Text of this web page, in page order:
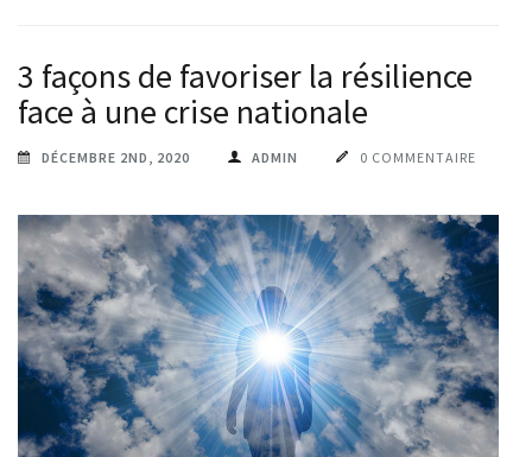
3 façons de favoriser la résilience
face à une crise nationale
DÉCEMBRE 2ND, 2020 ADMIN 0 COMMENTAIRE